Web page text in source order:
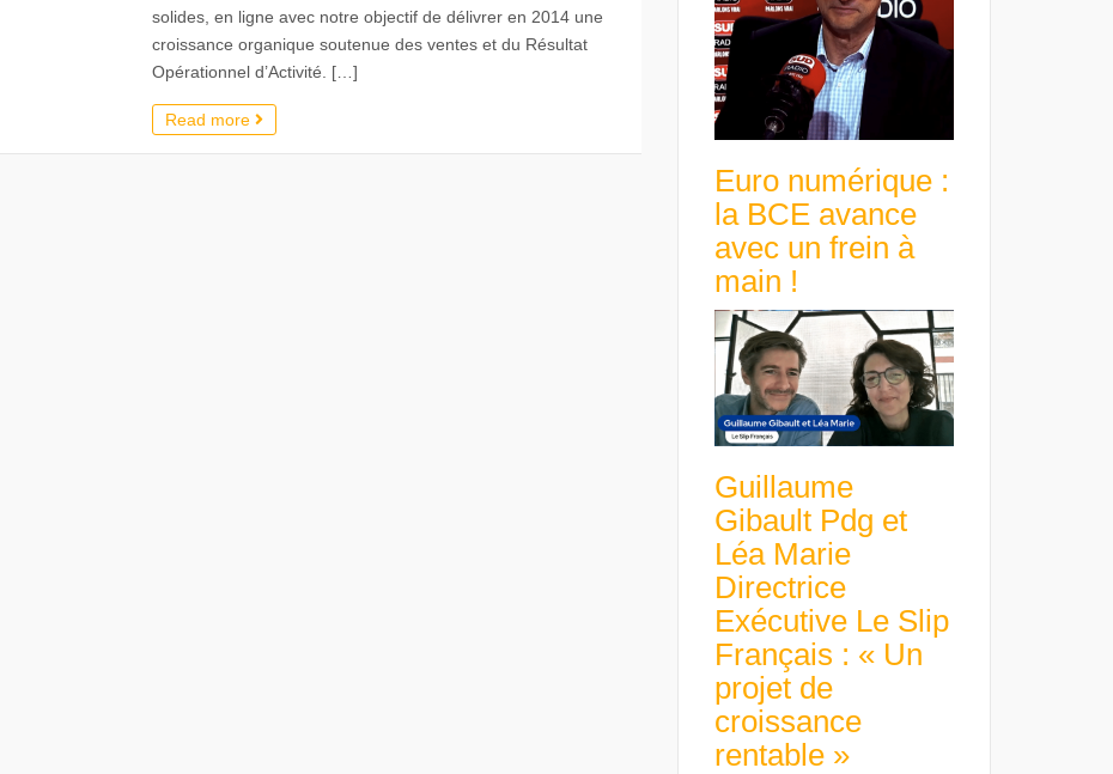
solides, en ligne avec notre objectif de délivrer en 2014 une
croissance organique soutenue des ventes et du Résultat
Opérationnel d’Activité. […]
Read more
Euro numérique :
la BCE avance
avec un frein à
main !
Guillaume
Gibault Pdg et
Léa Marie
Directrice
Exécutive Le Slip
Français : « Un
projet de
croissance
rentable »